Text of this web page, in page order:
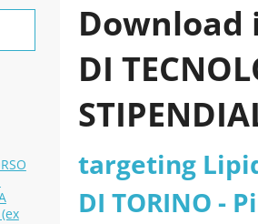
Download i
DI
targeting
DI TORINO -